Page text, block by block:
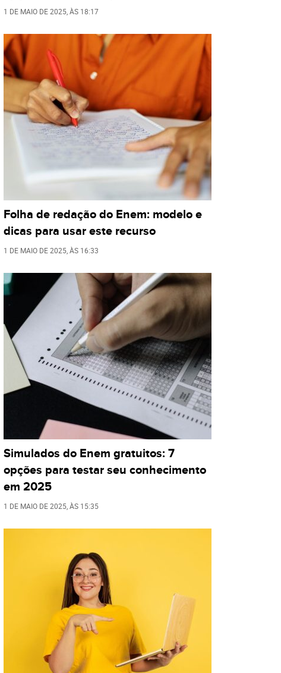
1 DE MAIO DE 2025 , ÀS 18:17
Folha de redação do Enem: modelo e
dicas para usar este recurso
1 DE MAIO DE 2025 , ÀS 16:33
Simulados do Enem gratuitos: 7
opções para testar seu conhecimento
em 2025
1 DE MAIO DE 2025 , ÀS 15:35